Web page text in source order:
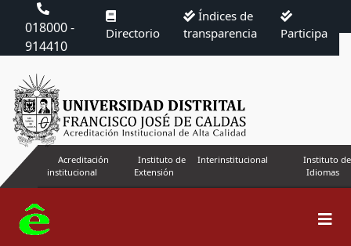
018000 -
914410
Directorio
Índices de
transparencia
Participa
Acreditación
institucional
Instituto de
Extensión
Interinstitucional
Instituto de
Idiomas